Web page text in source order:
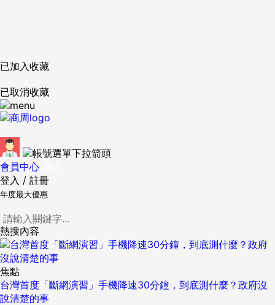
已加入收藏
已取消收藏
會員中心
登入 / 註冊
年度最大優惠
熱搜內容
焦點
台灣首度「斷網演習」手機降速30分鐘，到底測什麼？政府沒
說清楚的事